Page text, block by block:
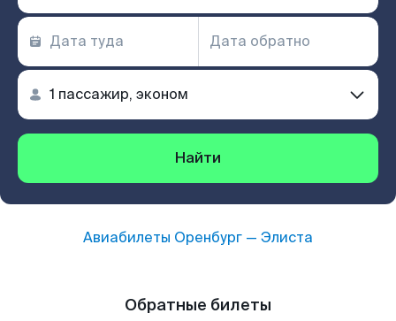
Найти
Авиабилеты Оренбург — Элиста
Обратные билеты